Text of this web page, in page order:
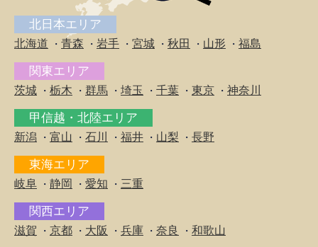
北日本エリア
北海道 ・ 青森 ・ 岩手 ・ 宮城 ・ 秋田 ・ 山形 ・ 福島
関東エリア
茨城 ・ 栃木 ・ 群馬 ・ 埼玉 ・ 千葉 ・ 東京 ・ 神奈川
甲信越・北陸エリア
新潟 ・ 富山 ・ 石川 ・ 福井 ・ 山梨 ・ 長野
東海エリア
岐阜 ・ 静岡 ・ 愛知 ・ 三重
関西エリア
滋賀 ・ 京都 ・ 大阪 ・ 兵庫 ・ 奈良 ・ 和歌山